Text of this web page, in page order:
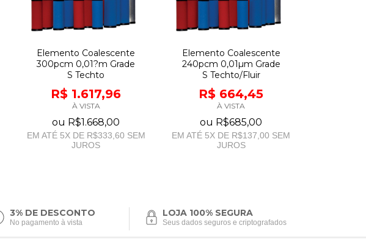
Elemento Coalescente
300pcm 0,01?m Grade
S Techto
R$ 1.617,96
À VISTA
ou R$1.668,00
EM ATÉ 5X DE R$333,60 SEM
JUROS
Elemento Coalescente
240pcm 0,01µm Grade
S Techto/Fluir
R$ 664,45
À VISTA
ou R$685,00
EM ATÉ 5X DE R$137,00 SEM
JUROS
3% DE DESCONTO
No pagamento à vista
LOJA 100% SEGURA
Seus dados seguros e criptografados